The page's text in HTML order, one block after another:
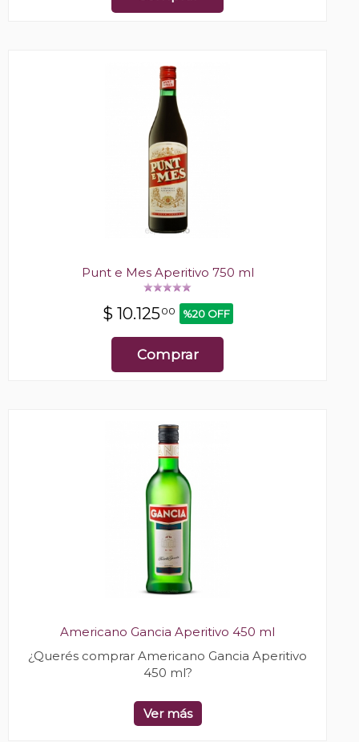
Punt e Mes Aperitivo 750 ml
$ 10.12500 %20 OFF
Comprar
Americano Gancia Aperitivo 450 ml
¿Querés comprar Americano Gancia Aperitivo
450 ml?
Ver más